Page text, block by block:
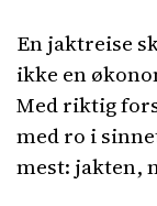
En jaktreise
ikke en
Med riktig
med ro i
mest: jakten,